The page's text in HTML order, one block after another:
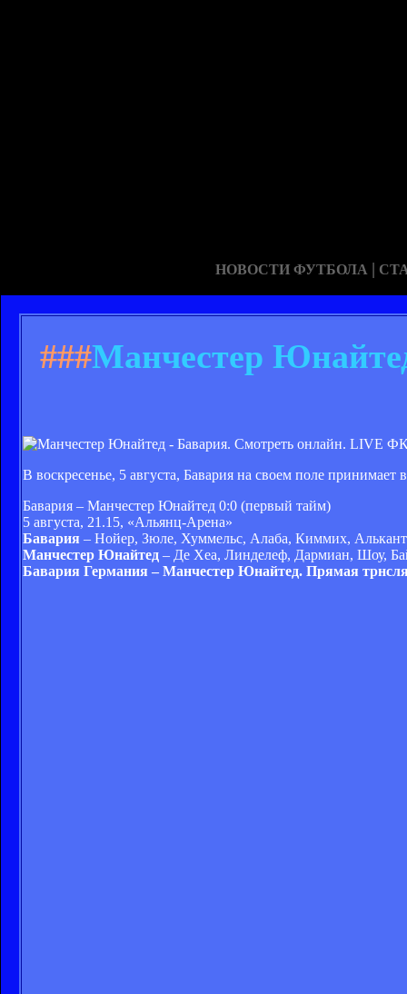
НОВОСТИ ФУТБОЛА |
###Манчестер
ФК
В воскресенье, 5 августа, Бавария на своем поле
Бавария – Манчестер Юнайтед 0:0 (первый тайм)
5 августа, 21.15, «Альянц-Арена»
Бавария – Нойер, Зюле, Хуммельс, Алаба, Киммих,
Манчестер Юнайтед – Де Хеа, Линделеф, Дармиан, Шоу,
Бавария Германия – Манчестер Юнайтед. Прямая